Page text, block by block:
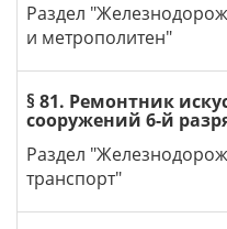
Раздел
и метрополитен"
§ 81. Ремонтник
сооружений 6-й
Раздел
транспорт"